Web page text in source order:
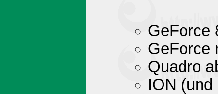
GeForce
GeForce
Quadro
ION (und